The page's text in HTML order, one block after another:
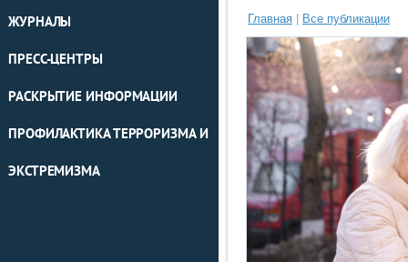
ЖУРНАЛЫ
ПРЕСС-ЦЕНТРЫ
РАСКРЫТИЕ ИНФОРМАЦИИ
ПРОФИЛАКТИКА ТЕРРОРИЗМА И
ЭКСТРЕМИЗМА
Главная Все публикации